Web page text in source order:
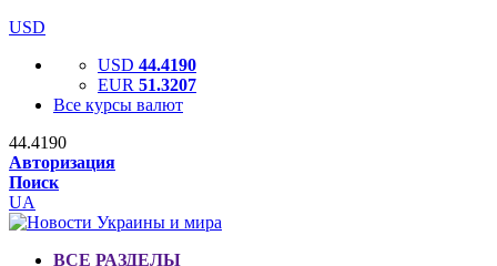
USD
USD 44.4190
EUR 51.3207
Все курсы валют
44.4190
Авторизация
Поиск
UA
ВСЕ РАЗДЕЛЫ